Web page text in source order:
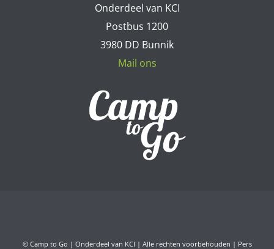
Onderdeel van KCI
Postbus 1200
3980 DD Bunnik
Mail ons
© Camp to Go | Onderdeel van KCI | Alle rechten voorbehouden | Pers